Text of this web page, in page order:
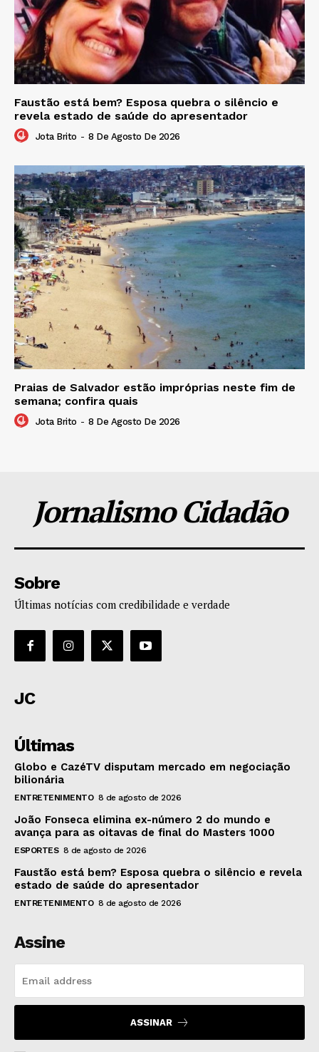
Faustão está bem? Esposa quebra o silêncio e
revela estado de saúde do apresentador
Jota Brito - 8 De Agosto De 2026
Praias de Salvador estão impróprias neste fim de
semana; confira quais
Jota Brito - 8 De Agosto De 2026
Jornalismo Cidadão
Sobre
Últimas notícias com credibilidade e verdade
JC
Últimas
Globo e CazéTV disputam mercado em negociação
bilionária
ENTRETENIMENTO 8 de agosto de 2026
João Fonseca elimina ex-número 2 do mundo e
avança para as oitavas de final do Masters 1000
ESPORTES 8 de agosto de 2026
Faustão está bem? Esposa quebra o silêncio e revela
estado de saúde do apresentador
ENTRETENIMENTO 8 de agosto de 2026
Assine
ASSINAR